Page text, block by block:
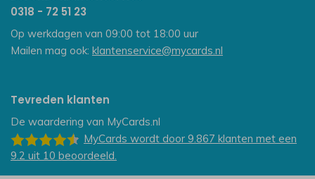
0318 - 72 51 23
Op werkdagen van 09:00 tot 18:00 uur
Mailen mag ook: klantenservice@mycards.nl
Tevreden klanten
De waardering van MyCards.nl
MyCards wordt door 9.867 klanten met een
9.2 uit 10 beoordeeld.